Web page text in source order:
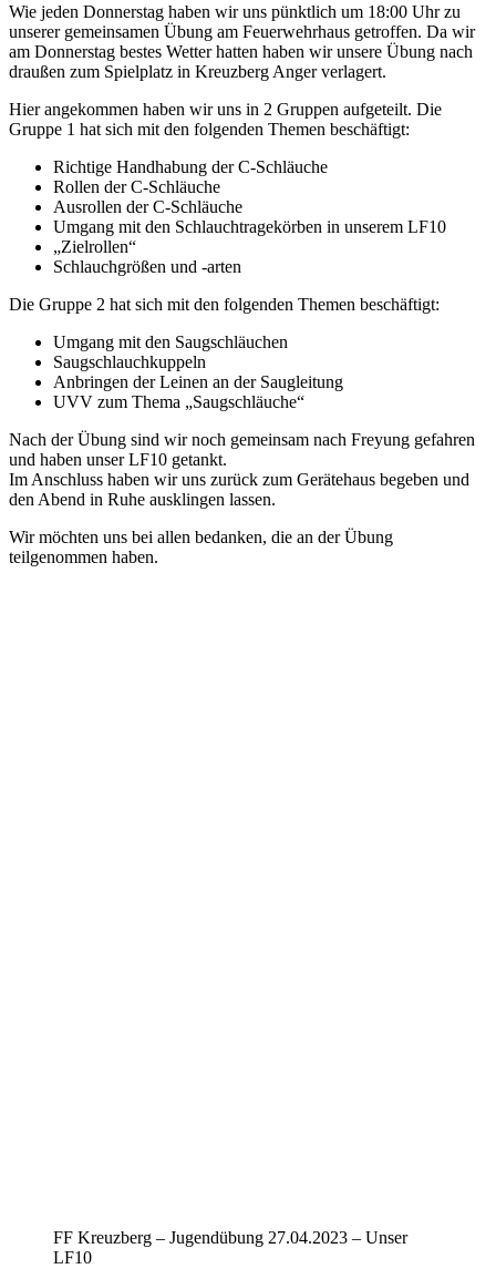
Wie jeden Donnerstag haben wir uns pünktlich um 18:00 Uhr zu
unserer gemeinsamen Übung am Feuerwehrhaus getroffen. Da wir
am Donnerstag bestes Wetter hatten haben wir unsere Übung nach
draußen zum Spielplatz in Kreuzberg Anger verlagert.
Hier angekommen haben wir uns in 2 Gruppen aufgeteilt. Die
Gruppe 1 hat sich mit den folgenden Themen beschäftigt:
Richtige Handhabung der C-Schläuche
Rollen der C-Schläuche
Ausrollen der C-Schläuche
Umgang mit den Schlauchtragekörben in unserem LF10
„Zielrollen“
Schlauchgrößen und -arten
Die Gruppe 2 hat sich mit den folgenden Themen beschäftigt:
Umgang mit den Saugschläuchen
Saugschlauchkuppeln
Anbringen der Leinen an der Saugleitung
UVV zum Thema „Saugschläuche“
Nach der Übung sind wir noch gemeinsam nach Freyung gefahren
und haben unser LF10 getankt.
Im Anschluss haben wir uns zurück zum Gerätehaus begeben und
den Abend in Ruhe ausklingen lassen.
Wir möchten uns bei allen bedanken, die an der Übung
teilgenommen haben.
FF Kreuzberg – Jugendübung 27.04.2023 – Unser
LF10